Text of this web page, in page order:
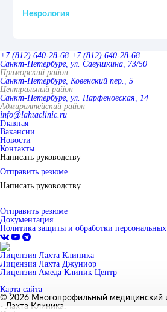
Неврология
+7 (812) 640-28-68 +7 (812) 640-28-68
Санкт-Петербург, ул. Савушкина, 73/50
Приморский район
Санкт-Петербург, Ковенский пер., 5
Центральный район
Санкт-Петербург, ул. Парфеновская, 14
Адмиралтейский район
info@lahtaclinic.ru
Главная
Вакансии
Новости
Контакты
Написать руководству
Отправить резюме
Написать руководству
Отправить резюме
Документация
Политика защиты и обработки
Лицензия Лахта Клиника
Лицензия Лахта Джуниор
Лицензия Амеда Клиник Центр
Карта сайта
© 2026 Многопрофильный медицинский
- Лахта Клиника.